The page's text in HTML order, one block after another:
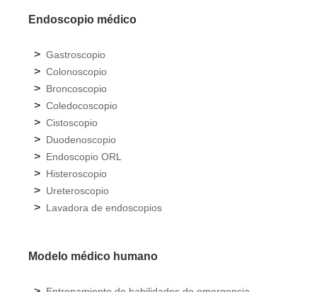
Endoscopio médico
> Gastroscopio
> Colonoscopio
> Broncoscopio
> Coledocoscopio
> Cistoscopio
> Duodenoscopio
> Endoscopio ORL
> Histeroscopio
> Ureteroscopio
> Lavadora de endoscopios
Modelo médico humano